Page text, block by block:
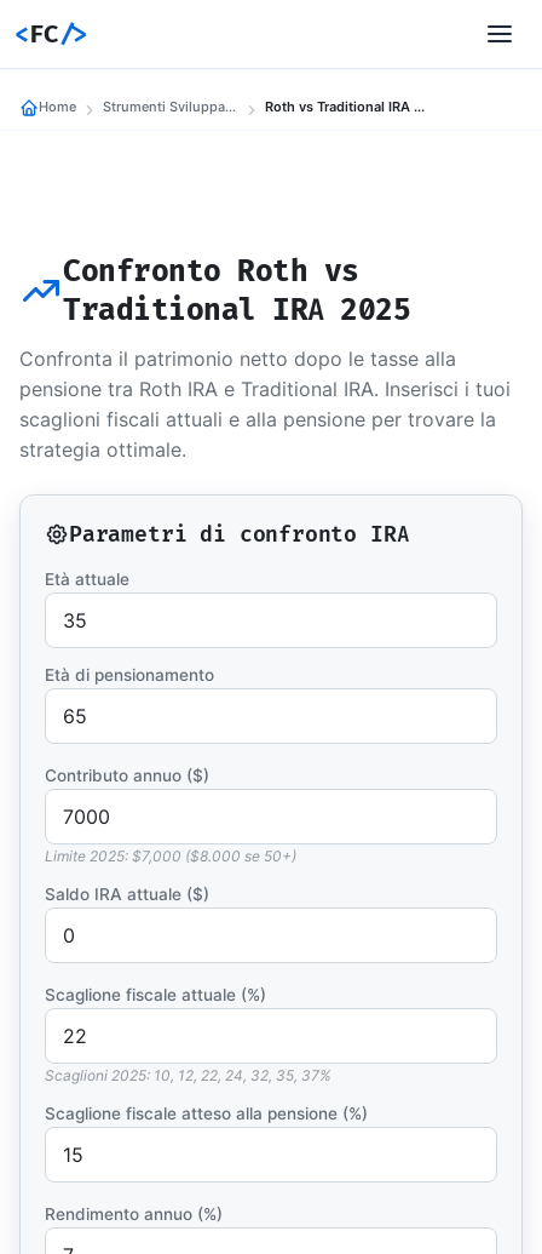
<FC/>
Home Strumenti Sviluppatori Roth vs Traditional IRA Comparison 2025
Confronto Roth vs
Traditional IRA 2025
Confronta il patrimonio netto dopo le tasse alla
pensione tra Roth IRA e Traditional IRA. Inserisci i tuoi
scaglioni fiscali attuali e alla pensione per trovare la
strategia ottimale.
Parametri di confronto IRA
Età attuale
Età di pensionamento
Contributo annuo ($)
Limite 2025: $7,000 ($8.000 se 50+)
Saldo IRA attuale ($)
Scaglione fiscale attuale (%)
Scaglioni 2025: 10, 12, 22, 24, 32, 35, 37%
Scaglione fiscale atteso alla pensione (%)
Rendimento annuo (%)